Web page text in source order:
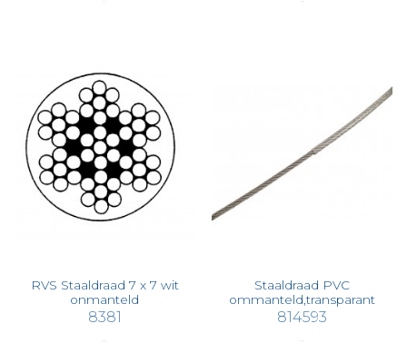
RVS Staaldraad 7 x 7 wit
onmanteld
8381
Staaldraad PVC
ommanteld,transparant
814593